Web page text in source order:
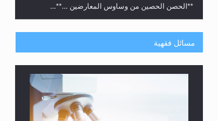
**الحصن الحصين من وساوس المعارضين ...**...
مسائل فقهية